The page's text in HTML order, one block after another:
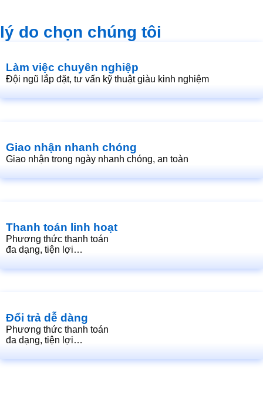
lý do chọn chúng tôi
Làm việc chuyên nghiệp
Đội ngũ lắp đặt, tư vấn kỹ thuật giàu kinh nghiệm
Giao nhận nhanh chóng
Giao nhận trong ngày nhanh chóng, an toàn
Thanh toán linh hoạt
Phương thức thanh toán
đa dạng, tiện lợi…
Đổi trả dễ dàng
Phương thức thanh toán
đa dạng, tiện lợi…